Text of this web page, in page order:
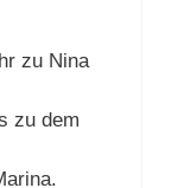
zu Nina
zu dem